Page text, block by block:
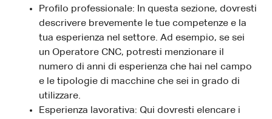
Profilo professionale: In questa sezione, dovresti
descrivere brevemente le tue competenze e la
tua esperienza nel settore. Ad esempio, se sei
un Operatore CNC, potresti menzionare il
numero di anni di esperienza che hai nel campo
e le tipologie di macchine che sei in grado di
utilizzare.
Esperienza lavorativa: Qui dovresti elencare i